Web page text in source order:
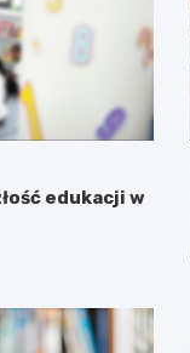
edukacji w